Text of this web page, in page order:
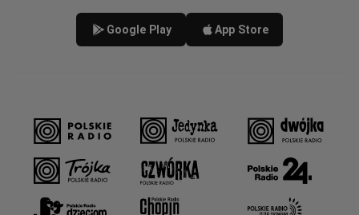
Google Play App Store